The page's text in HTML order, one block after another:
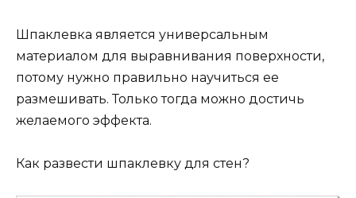
Шпаклевка является универсальным
материалом для выравнивания поверхности,
потому нужно правильно научиться ее
размешивать. Только тогда можно достичь
желаемого эффекта.
Как развести шпаклевку для стен?